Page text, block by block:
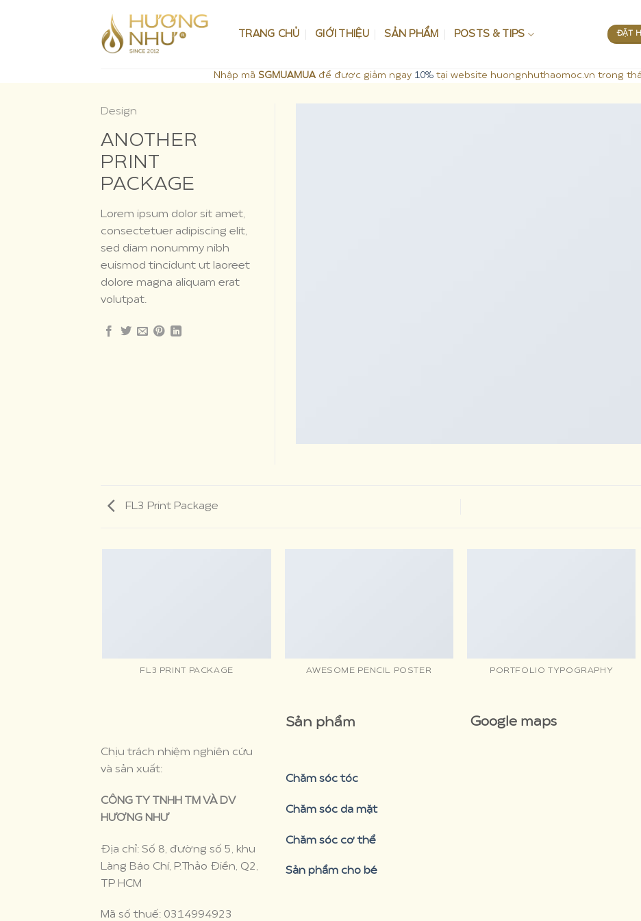
TRANG CHỦ GIỚI THIỆU SẢN PHẨM POSTS & TIPS ĐẶT
Nhập mã SGMUAMUAđể được giảm ngay 10%tại website huongnhuthaomoc.vn trong
Design
ANOTHER
PRINT
PACKAGE
Lorem ipsum dolor sit amet,
consectetuer adipiscing elit,
sed diam nonummy nibh
euismod tincidunt ut laoreet
dolore magna aliquam erat
volutpat.
FL3 Print Package
FL3 PRINT PACKAGE AWESOME PENCIL POSTER PORTFOLIO TYPOGRAPHY
Chịu trách nhiệm nghiên cứu
và sản xuất:
CÔNG TY TNHH TM VÀ DV
HƯƠNG NHƯ
Địa chỉ: Số 8, đường số 5, khu
Làng Báo Chí, P.Thảo Điền, Q2,
TP HCM
Mã số thuế: 0314994923
Sản phẩm
Chăm sóc tóc
Chăm sóc da mặt
Chăm sóc cơ thể
Sản phẩm cho bé
Google maps